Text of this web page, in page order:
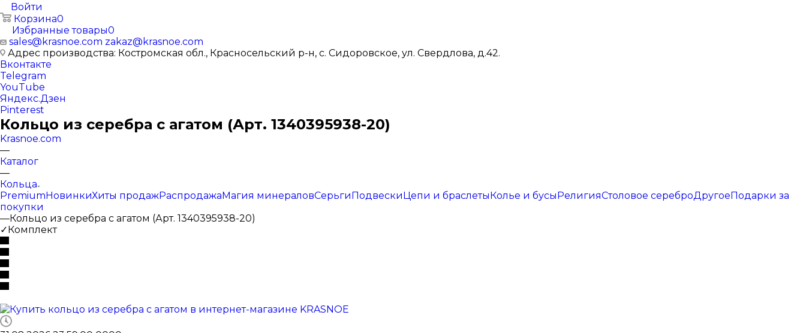
Войти
Корзина0
Избранные товары0
sales@krasnoe.com zakaz@krasnoe.com
Адрес производства: Костромская обл., Красносельский р-н, с. Сидоровское, ул. Свердлова, д.42.
Вконтакте
Telegram
YouTube
Яндекс.Дзен
Pinterest
Кольцо из серебра с агатом (Арт. 1340395938-20)
Krasnoe.com
—
Каталог
—
Кольца
PremiumНовинкиХиты продажРаспродажаМагия минераловСерьгиПодвескиЦепи и браслетыКолье и бусыРелигияСтоловое сереброДругоеПодарки за
покупки
—Кольцо из серебра с агатом (Арт. 1340395938-20)
✓Комплект